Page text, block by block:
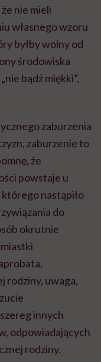
nie mieli
własnego wzoru
byłby wolny od
środowiska
bądź miękki”,
zaburzenia
zaburzenie to
że
powstaje u
którego nastąpiło
do
okrutnie
rodziny, uwaga,
innych
odpowiadających
rodziny.